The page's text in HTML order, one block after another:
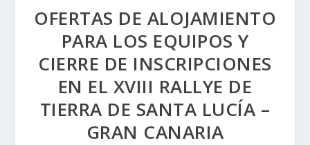
OFERTAS DE ALOJAMIENTO
PARA LOS EQUIPOS Y
CIERRE DE INSCRIPCIONES
EN EL XVIII RALLYE DE
TIERRA DE SANTA LUCÍA –
GRAN CANARIA